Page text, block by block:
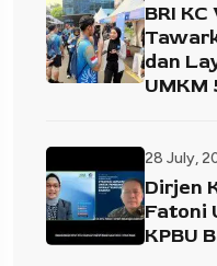
BRI
dan
UMKM
28 July,
Dirjen
Fatoni
KPBU